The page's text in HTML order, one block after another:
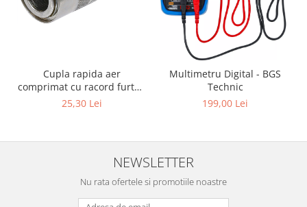
Cupla rapida aer
comprimat cu racord furtun
8 mm (5/16") | SUA / Franta
25,30 Lei
Multimetru Digital - BGS
Technic
199,00 Lei
NEWSLETTER
Nu rata ofertele si promotiile noastre